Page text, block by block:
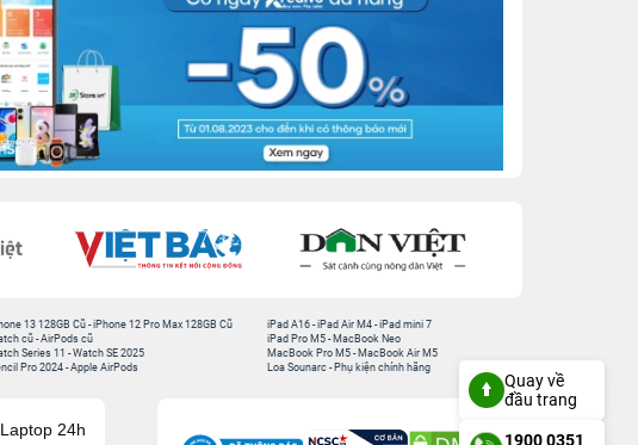
13 128GB Cũ -iPhone 12 Pro Max 128GB Cũ
cũ-AirPods cũ
Series 11 -Watch SE 2025
Pro 2024 -Apple AirPods
iPad A16 -iPad Air M4 -iPad mini 7
iPad Pro M5 - MacBook Neo
MacBook Pro M5 - MacBook Air M5
Loa Sounarc - Phụ kiện chính hãng
24h
Quay về
đầu trang
1900 0351